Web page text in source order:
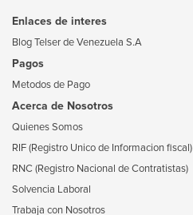
Enlaces de interes
Blog Telser de Venezuela S.A
Pagos
Metodos de Pago
Acerca de Nosotros
Quienes Somos
RIF (Registro Unico de Informacion fiscal)
RNC (Registro Nacional de Contratistas)
Solvencia Laboral
Trabaja con Nosotros